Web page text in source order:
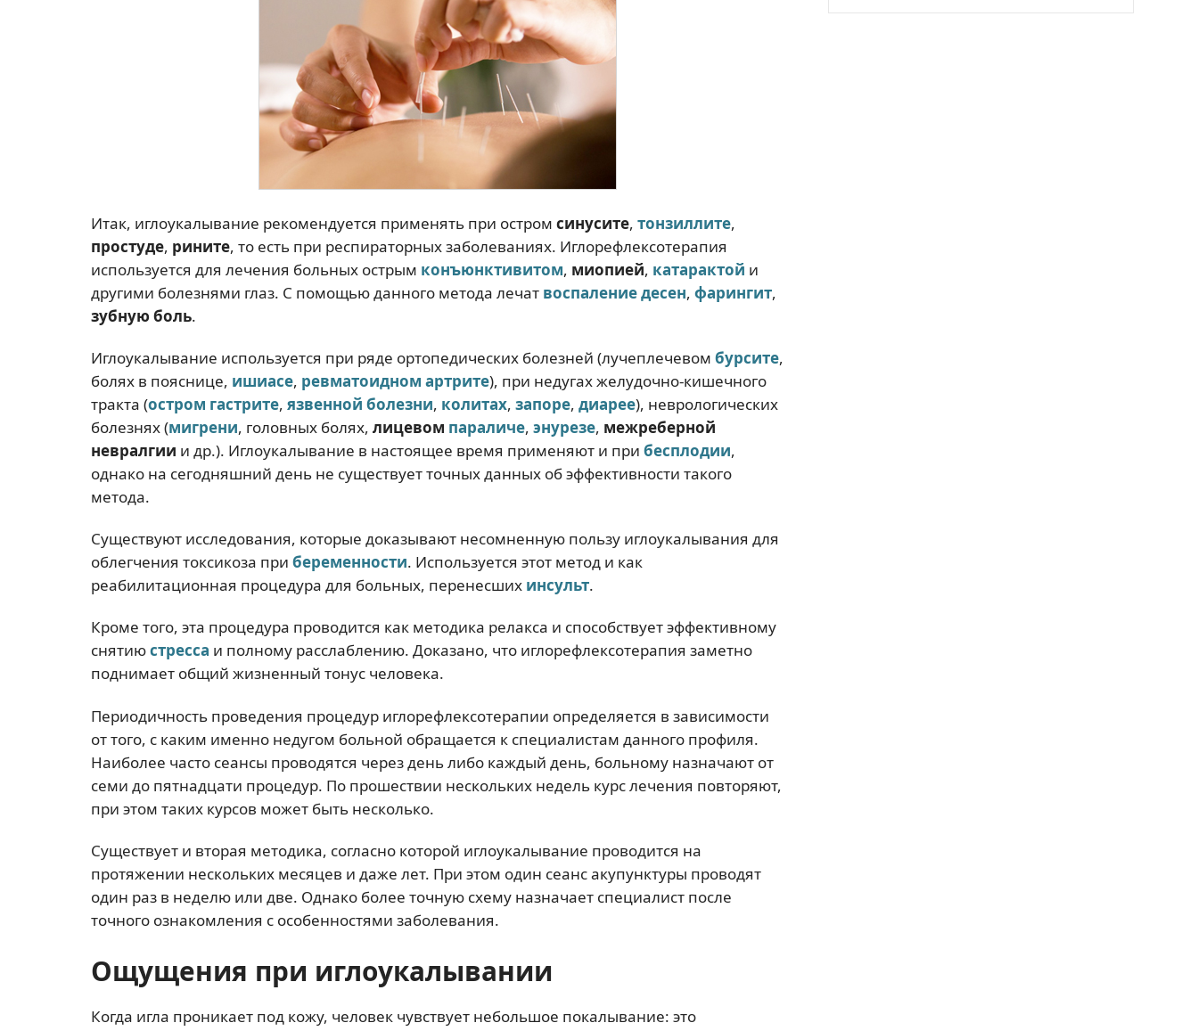
Итак, иглоукалывание рекомендуется применять при остром синусите, тонзиллите,
простуде, рините, то есть при респираторных заболеваниях. Иглорефлексотерапия
используется для лечения больных острым конъюнктивитом, миопией, катарактой и
другими болезнями глаз. С помощью данного метода лечат воспаление десен, фарингит,
зубную боль.
Иглоукалывание используется при ряде ортопедических болезней (лучеплечевом бурсите,
болях в пояснице, ишиасе, ревматоидном артрите), при недугах желудочно-кишечного
тракта (остром гастрите, язвенной болезни, колитах, запоре, диарее), неврологических
болезнях (мигрени, головных болях, лицевом параличе, энурезе, межреберной
невралгии и др.). Иглоукалывание в настоящее время применяют и при бесплодии,
однако на сегодняшний день не существует точных данных об эффективности такого
метода.
Существуют исследования, которые доказывают несомненную пользу иглоукалывания для
облегчения токсикоза при беременности. Используется этот метод и как
реабилитационная процедура для больных, перенесших инсульт.
Кроме того, эта процедура проводится как методика релакса и способствует эффективному
снятиюстресса и полному расслаблению. Доказано, что иглорефлексотерапия заметно
поднимает общий жизненный тонус человека.
Периодичность проведения процедур иглорефлексотерапии определяется в зависимости
от того, с каким именно недугом больной обращается к специалистам данного профиля.
Наиболее часто сеансы проводятся через день либо каждый день, больному назначают от
семи до пятнадцати процедур. По прошествии нескольких недель курс лечения повторяют,
при этом таких курсов может быть несколько.
Существует и вторая методика, согласно которой иглоукалывание проводится на
протяжении нескольких месяцев и даже лет. При этом один сеанс акупунктуры проводят
один раз в неделю или две. Однако более точную схему назначает специалист после
точного ознакомления с особенностями заболевания.
Ощущения при иглоукалывании
Когда игла проникает под кожу, человек чувствует небольшое покалывание: это